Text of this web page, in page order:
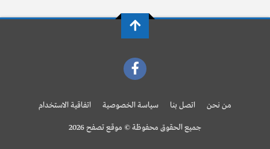
من نحن اتصل بنا سياسة الخصوصية اتفاقية الاستخدام
جميع الحقوق محفوظة © موقع تصفح 2026